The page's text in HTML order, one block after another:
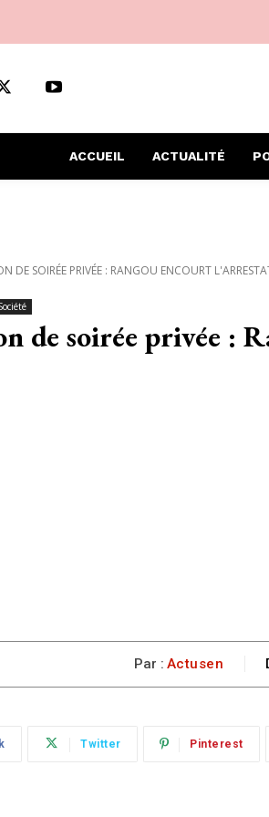
ACCUEIL ACTUALITÉ
DE SOIRÉE PRIVÉE : RANGOU ENCOURT
de soirée privée :
Par : Actusen
Twitter Pinterest